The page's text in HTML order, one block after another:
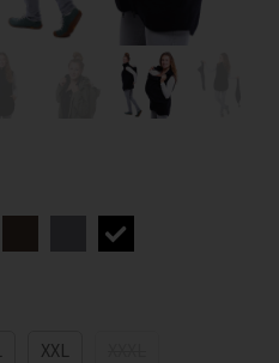
XXL